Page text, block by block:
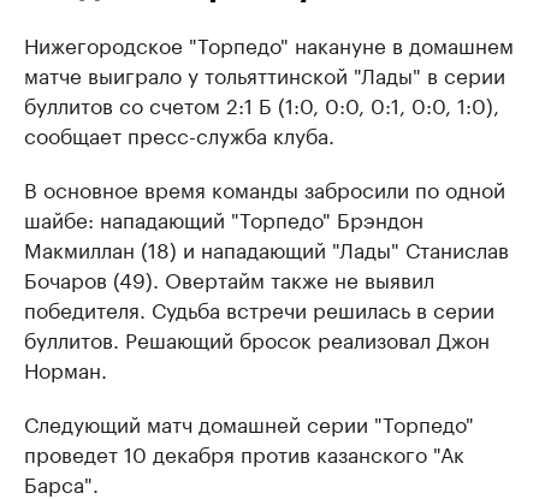
Нижегородское "Торпедо" накануне в домашнем
матче выиграло у тольяттинской "Лады" в серии
буллитов со счетом ​2:1 Б (1:0, 0:0, 0:1, 0:0, 1:0),
сообщает пресс-служба клуба.
В основное время команды забросили по одной
шайбе: нападающий "Торпедо" Брэндон
Макмиллан (18) и нападающий "Лады" Станислав
Бочаров (49). Овертайм также не выявил
победителя. Судьба встречи решилась в серии
буллитов. Решающий бросок реализовал Джон
Норман.
Следующий матч домашней серии "Торпедо"
проведет 10 декабря против казанского "Ак
Барса".